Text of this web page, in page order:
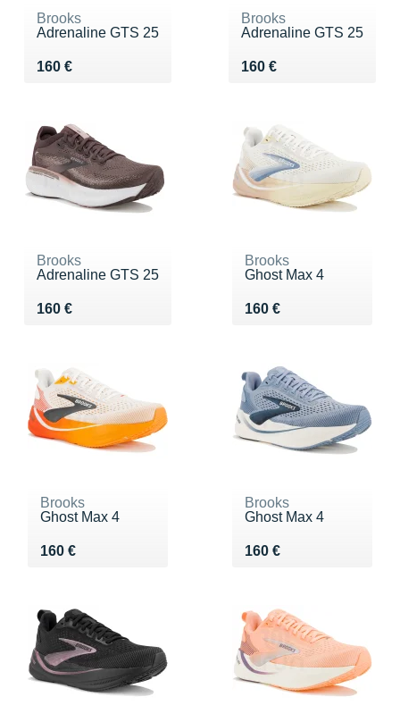
Brooks
Adrenaline GTS 25
160 €
Vendu 160 €
Brooks
Adrenaline GTS 25
160 €
Vendu 160 €
Brooks
Adrenaline GTS 25
160 €
Vendu 160 €
Brooks
Ghost Max 4
160 €
Vendu 160 €
Brooks
Ghost Max 4
160 €
Vendu 160 €
Brooks
Ghost Max 4
160 €
Vendu 160 €